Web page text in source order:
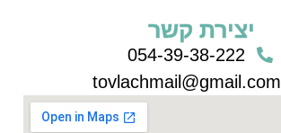
יצירת קשר
054-39-38-222
tovlachmail@gmail.com